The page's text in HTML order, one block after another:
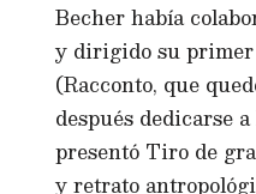
Becher había
y dirigido su primer
(Racconto, que
después dedicarse
presentó Tiro de
y retrato